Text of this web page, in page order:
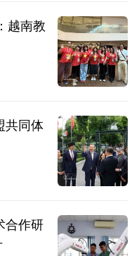
越南教
共同体
合作研